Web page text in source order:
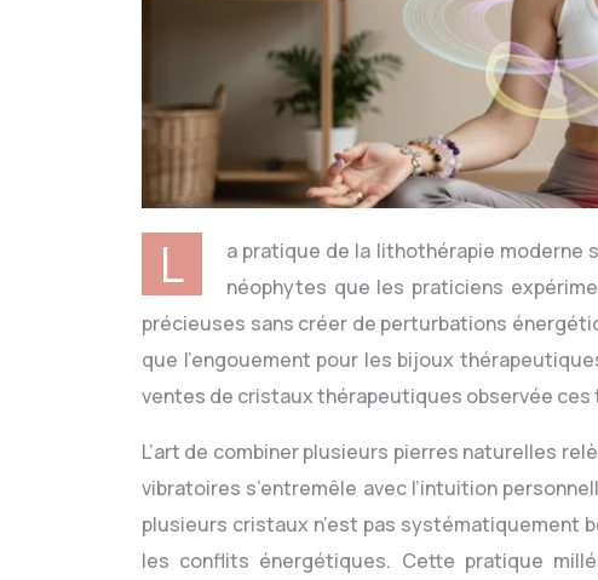
L
a pratique de la lithothérapie moderne
néophytes que les praticiens
précieuses sans créer de perturbations
que l’engouement pour les bijoux
ventes de cristaux thérapeutiques observée ces
L’art de combiner plusieurs pierres naturelles
vibratoires s’entremêle avec l’intuition
plusieurs cristaux n’est pas systématiquement
les conflits énergétiques. Cette pratique